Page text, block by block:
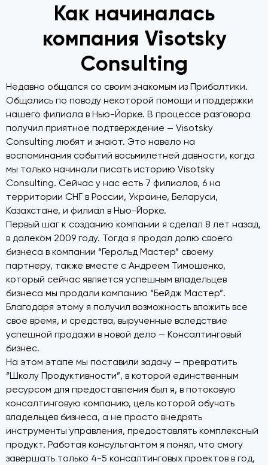
Как начиналась
компания Visotsky
Consulting
Недавно общался со своим знакомым из Прибалтики.
Общались по поводу некоторой помощи и поддержки
нашего филиала в Нью-Йорке. В процессе разговора
получил приятное подтверждение — Visotsky
Consulting любят и знают. Это навело на
воспоминания событий восьмилетней давности, когда
мы только начинали писать историю Visotsky
Consulting. Сейчас у нас есть 7 филиалов, 6 на
территории СНГ в России, Украине, Беларуси,
Казахстане, и филиал в Нью-Йорке.
Первый шаг к созданию компании я сделал 8 лет назад,
в далеком 2009 году. Тогда я продал долю своего
бизнеса в компании “Герольд Мастер” своему
партнеру, также вместе с Андреем Тимошенко,
который сейчас является успешным владельцев
бизнеса мы продали компанию “Бейдж Мастер”.
Благодаря этому я получил возможность вложить все
свое время, и средства, вырученные вследствие
успешной продажи в новой дело — Консалтинговый
бизнес.
На этом этапе мы поставили задачу — превратить
“Школу Продуктивности”, в которой единственным
ресурсом для предоставления был я, в потоковую
консалтинговую компанию, цель которой обучать
владельцев бизнеса, а не просто внедрять
инструменты управления, предоставлять комплексный
продукт. Работая консультантом я понял, что смогу
завершать только 4-5 консалтинговых проектов в год,